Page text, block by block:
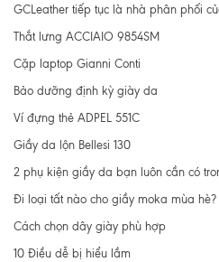
GCLeather tiếp tục là nhà phân phối
Thắt lưng ACCIAIO 9854SM
Cặp laptop Gianni Conti
Bảo dưỡng định kỳ giày da
Ví đựng thẻ ADPEL 551C
Giầy da lộn Bellesi 130
2 phụ kiện giầy da bạn luôn cần có
Đi loại tất nào cho giầy moka mùa hè?
Cách chọn dây giày phù hợp
10 Điều dễ bị hiểu lầm